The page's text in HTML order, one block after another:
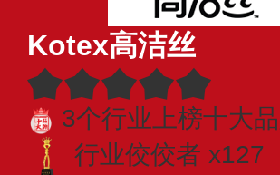
Kotex高洁丝
3个行业上榜十大
行业佼佼者 x127